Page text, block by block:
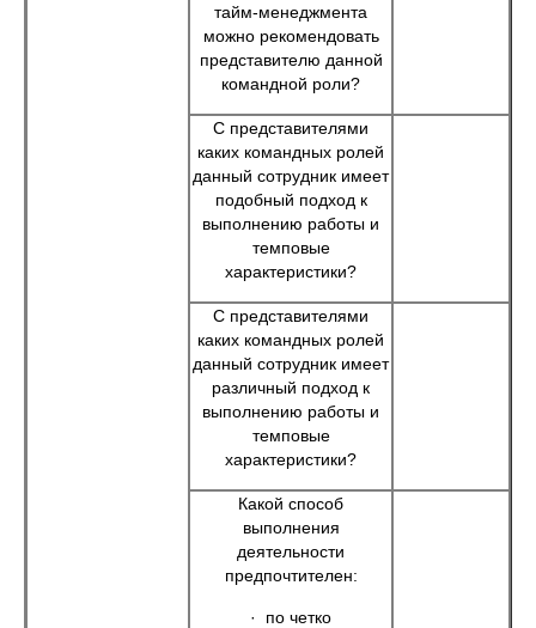
тайм-менеджмента
можно рекомендовать
представителю данной
командной роли?
С представителями
каких командных ролей
данный сотрудник имеет
подобный подход к
выполнению работы и
темповые
характеристики?
С представителями
каких командных ролей
данный сотрудник имеет
различный подход к
выполнению работы и
темповые
характеристики?
Какой способ
выполнения
деятельности
предпочтителен:
· по четко